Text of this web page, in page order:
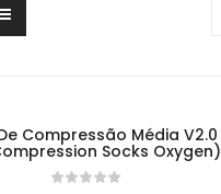
Compressão Média V2.0
Socks Oxygen)